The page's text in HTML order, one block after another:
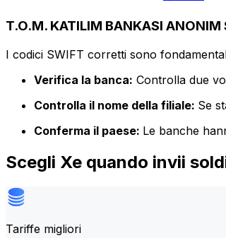
T.O.M. KATILIM BANKASI
I codici SWIFT corretti sono
Verifica la banca: Controlla due
Controlla il nome della filiale: Se
Conferma il paese: Le banche
Scegli Xe quando invii
Tariffe migliori